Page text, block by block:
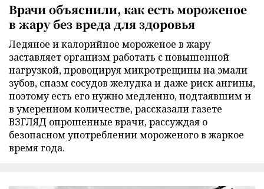
Врачи объяснили, как есть мороженое
в жару без вреда для здоровья
Ледяное и калорийное мороженое в жару
заставляет организм работать с повышенной
нагрузкой, провоцируя микротрещины на эмали
зубов, спазм сосудов желудка и даже риск ангины,
поэтому есть его нужно медленно, подтаявшим и
в умеренном количестве, рассказали газете
ВЗГЛЯД опрошенные врачи, рассуждая о
безопасном употреблении мороженого в жаркое
время года.